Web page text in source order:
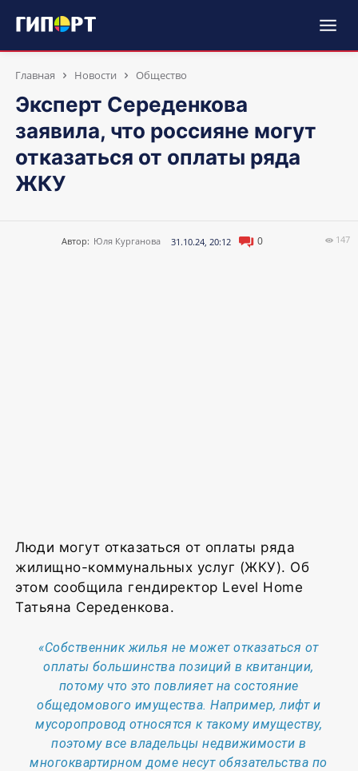
Главная Новости Общество
Эксперт Середенкова
заявила, что россияне могут
отказаться от оплаты ряда
ЖКУ
Автор: Юля Курганова 31.10.24, 20:12 0 147
Люди могут отказаться от оплаты ряда
жилищно-коммунальных услуг (ЖКУ). Об
этом сообщила гендиректор Level Home
Татьяна Середенкова.
«Собственник жилья не может отказаться от
оплаты большинства позиций в квитанции,
потому что это повлияет на состояние
общедомового имущества. Например, лифт и
мусоропровод относятся к такому имуществу,
поэтому все владельцы недвижимости в
многоквартирном доме несут обязательства по